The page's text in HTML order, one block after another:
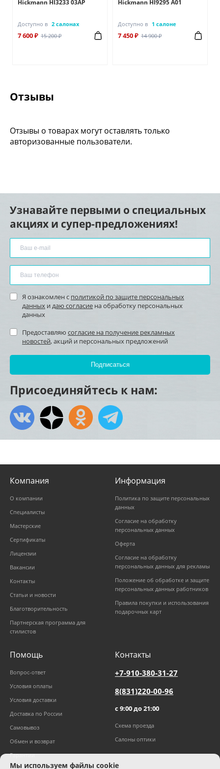
Hickmann HI3233 03AP
Доступно в 2 салонах
7 600 ₽ 15 200 ₽
Hickmann HI9295 A01
Доступно в 1 салоне
7 450 ₽ 14 900 ₽
Отзывы
Отзывы о товарах могут оставлять только
авторизованные пользователи.
Узнавайте первыми о специальных
акциях и супер-предложениях!
Я ознакомлен с политикой по защите персональных
данных и даю согласие на обработку персональных
данных
Предоставляю согласие на получение рекламных
новостей, акций и персональных предложений
Присоединяйтесь к нам:
Компания
О компании
Специалисты
Мастерские
Сертификаты
Лицензии
Вакансии
Контакты
Статьи и новости
Благотворительность
Партнерская программа для
стилистов
Информация
Политика по защите персональных
данных
Согласие на обработку
персональных данных
Оферта
Согласие на обработку
персональных данных для рекламы
Положение об обработке и защите
персональных данных работников
Правила покупки и использования
подарочных карт
Помощь
Вопрос-ответ
Условия оплаты
Условия доставки
Доставка по России
Самовывоз
Обмен и возврат
Гарантии
Контакты
+7-910-380-31-27
8(831)220-00-96
с 9:00 до 21:00
Схема проезда
Салоны оптики
Мы используем файлы cookie